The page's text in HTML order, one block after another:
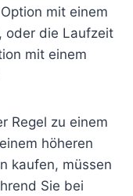
mit einem
oder die Laufzeit
mit einem
Regel zu einem
höheren
kaufen, müssen
Sie bei